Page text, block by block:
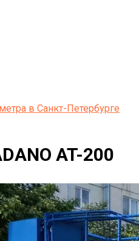
в Санкт-Петербурге
AT-200